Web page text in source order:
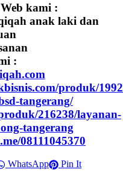
kami :
anak laki dan
:
produk/
tangerang/
216238/layanan-
tangerang
08111045370
WhatsApp Pin It